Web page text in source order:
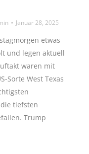
Januar 28, 2025
etwas
und legen aktuell
waren mit
Sorte West Texas
tiefsten
Trump